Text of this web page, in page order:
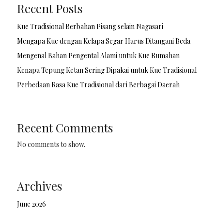
Recent Posts
Kue Tradisional Berbahan Pisang selain Nagasari
Mengapa Kue dengan Kelapa Segar Harus Ditangani Beda
Mengenal Bahan Pengental Alami untuk Kue Rumahan
Kenapa Tepung Ketan Sering Dipakai untuk Kue Tradisional
Perbedaan Rasa Kue Tradisional dari Berbagai Daerah
Recent Comments
No comments to show.
Archives
June 2026